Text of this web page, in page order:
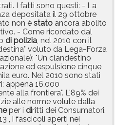
I fatti sono questi: - La
depositata il 29 ottobre
non è stato ancora abolito
- Come ricordato dal
di polizia, nel 2010 con il
voluto da Lega-Forza
"Un clandestino
ed espulsione cinque
euro. Nel 2010 sono stati
appena 16.000
alla frontiera". L'89% dei
alle norme volute dalla
per i diritti dei Consumatori,
, i fascicoli aperti nei